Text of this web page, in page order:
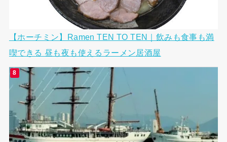
【ホーチミン】Ramen TEN TO TEN｜飲みも食事も満
喫できる 昼も夜も使えるラーメン居酒屋